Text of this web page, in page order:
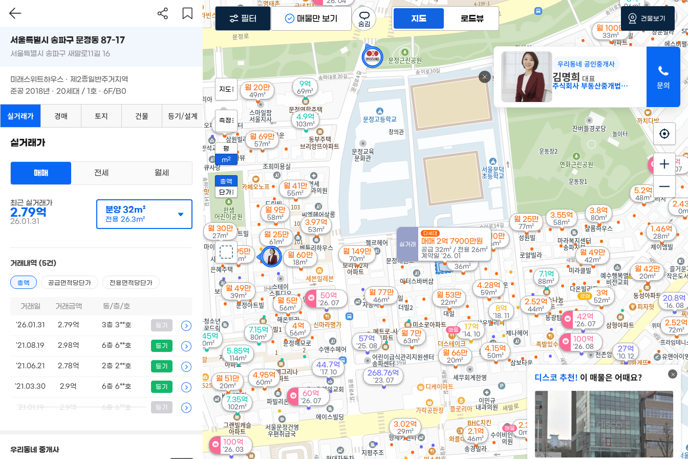
100억
'26. 08
2.52억
44m²
3억
52m²
경매
월 49만
39m²
월 149만
70m²
월 69만
57m²
월 42만
20m²
60억
'26. 07
17억
'14. 10
매물
월 5만
56m²
월 7만
63m²
월 95만
25m²
9억
69m²
월 20만
49m²
35억
'26. 07
42억
'26. 07
40억
'26. 07
2.3억
0m²
매물
50억
'26. 07
월 25만
61m²
5.2억
48m²
월 100만
33m²
월 41만
55m²
4.15억
50m²
월 53만
30m²
2.1억
1.46억
28m²
월 10만
46m²
월 25만
77m²
월 30만
27m²
월 49만
42m²
월 73만
57m²
3.8억
80m²
33m²
월 77만
46m²
4억
56m²
월 53만
22m²
월 9만
58m²
월 66만
20m²
7.15억
80m²
4.28억
59m²
8.13억
100억
'26. 03
7.1억
88m²
월 51만
20m²
월 60만
18m²
41m²
4.95억
60m²
2.52억
72m²
월 61만
36m²
실거래
다세대
매매 2억 7900만원
공급 32m² / 전용 26m²
계약일 '26. 01
57억
'25. 08
7.35억
102m²
3.02억
29m²
54m²
3.55억
58m²
3.97억
53m²
113억
42m²
268.76억
'23. 07
96m²
5.85억
114m²
2.1억
46m²
4.9억
103m²
8억
'18. 11
4.45억
80m²
44.7억
'17. 10
20.8억
'16. 08
27억
'10. 12
디스코 추천! 이 매물은 어때요?
우리동네 공인중개사
김명희 대표
주식회사 부동산중개법인 명
지도 로드뷰
지도
측정
평
m2
총액
단가
필터 매물만 보기 건물보기
서울특별시 송파구 문정동 87-17
서울특별시 송파구 새말로11길 16
미래스위트하우스 · 제2종일반주거지역
준공 2018년 · 20세대 / 1호 · 6F/B0
실거래가 경매 토지 건물 등기/설계
실거래가
매매 전세 월세
최근 실거래가
2.79억
26.01.31
분양32m²
전용 26.3m²
거래내역 (5건)
총액 공급면적당단가 전용면적당단가
거래일 거래금액 동/층/호
'26.01.31 2.79억 3층 3**호 등기
'21.08.19 2.98억 6층 6**호 등기
'21.06.21 2.78억 2층 2**호 등기
'21.03.30 2.9억 6층 6**호 등기
'21.01.19 2.9억 6층 6**호 등기
우리동네 중개사